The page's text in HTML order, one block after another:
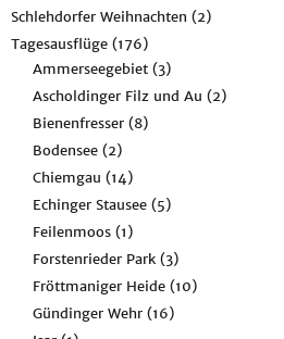
Schlehdorfer Weihnachten (2)
Tagesausflüge (176)
Ammerseegebiet (3)
Ascholdinger Filz und Au (2)
Bienenfresser (8)
Bodensee (2)
Chiemgau (14)
Echinger Stausee (5)
Feilenmoos (1)
Forstenrieder Park (3)
Fröttmaniger Heide (10)
Gündinger Wehr (16)